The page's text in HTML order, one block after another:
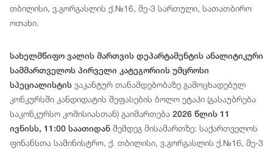
თბილისი, ვ.გორგასლის ქ.№16, მე-3 სართული, სათათბირო
ოთახი.
სახელმწიფო ვალის მართვის დეპარტამენტის ანალიტიკური
სამმართველოს პირველი კატეგორიის უმცროსი
სპეციალისტის ვაკანტურ თანამდებობაზე გამოცხადებულ
კონკურსში კანდიდატის შეფასების ბოლო ეტაპი (გასაუბრება
საკონკურსო კომისიასთან) გაიმართება 2026 წლის 11
ივნისს, 11:00 საათიდან შემდეგ მისამართზე: საქართველოს
ფინანსთა სამინისტრო, ქ. თბილისი, ვ.გორგასლის ქ.№16, მე-3